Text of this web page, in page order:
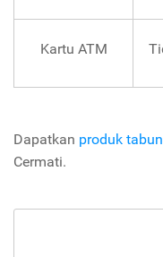
Kartu ATM
Dapatkan produk
Cermati.